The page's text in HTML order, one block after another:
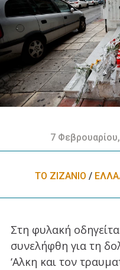
7
ΤΟ ΖΙΖΑΝΙΟ /
Στη φυλακή
συνελήφθη για τη
‘Αλκη και τον